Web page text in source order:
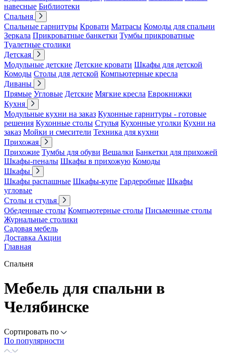
навесные Библиотеки
Спальня
Спальные гарнитуры Кровати Матрасы Комоды для спальни
Зеркала Прикроватные банкетки Тумбы прикроватные
Туалетные столики
Детская
Модульные детские Детские кровати Шкафы для детской
Комоды Столы для детской Компьютерные кресла
Диваны
Прямые Угловые Детские Мягкие кресла Еврокнижки
Кухня
Модульные кухни на заказ Кухонные гарнитуры - готовые
решения Кухонные столы Стулья Кухонные уголки Кухни на
заказ Мойки и смесители Техника для кухни
Прихожая
Прихожие Тумбы для обуви Вешалки Банкетки для прихожей
Шкафы-пеналы Шкафы в прихожую Комоды
Шкафы
Шкафы распашные Шкафы-купе Гардеробные Шкафы
угловые
Столы и стулья
Обеденные столы Компьютерные столы Письменные столы
Журнальные столики
Садовая мебель
Доставка Акции
Главная
Спальня
Мебель для спальни в
Челябинске
Сортировать по
По популярности